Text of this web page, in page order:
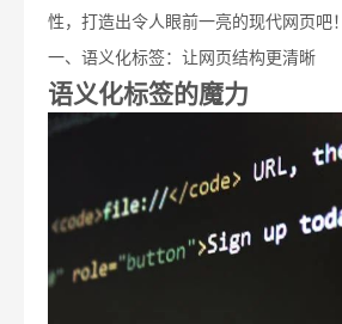
性，打造出令人眼前一亮的现代网页吧！
一、语义化标签：让网页结构更清晰
语义化标签的魔力